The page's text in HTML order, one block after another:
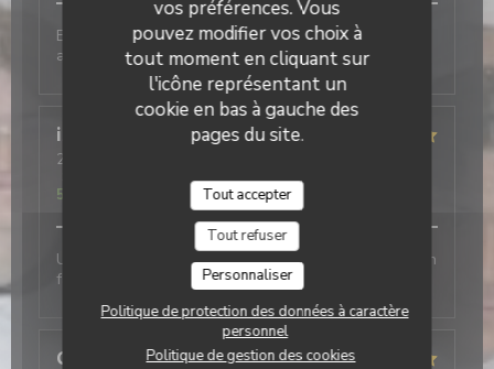
vos préférences. Vous
pouvez modifier vos choix à
tout moment en cliquant sur
l'icône représentant un
cookie en bas à gauche des
pages du site.
Tout accepter
Tout refuser
Personnaliser
Politique de protection des données à caractère
personnel
Politique de gestion des cookies
Excellent repas, en particulier le dessert. Service très
agréable.
isabelle
2026-04-02
Ambiance:5/5 Cuisine:
5
Un très bel endroit . Les élèves sont à l écoute. Ou on
fait de belles découvertes culinaires.
Gérard